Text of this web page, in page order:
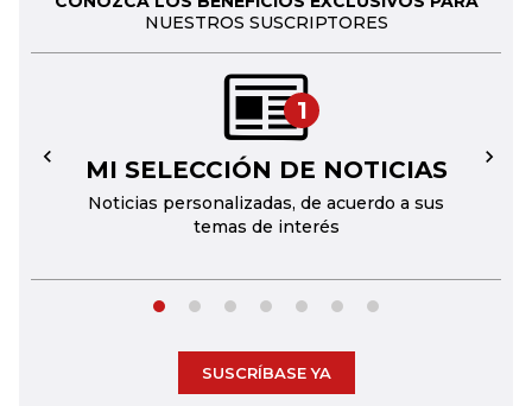
NUESTROS SUSCRIPTORES
1
MI SELECCIÓN DE NOTICIAS
Noticias personalizadas, de acuerdo a sus
temas de interés
← →
SUSCRÍBASE YA